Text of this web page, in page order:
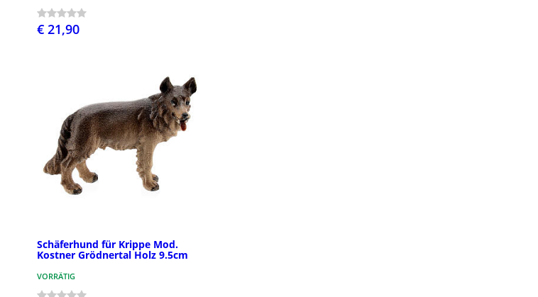
€ 21,90
Schäferhund für Krippe Mod.
Kostner Grödnertal Holz 9.5cm
VORRÄTIG